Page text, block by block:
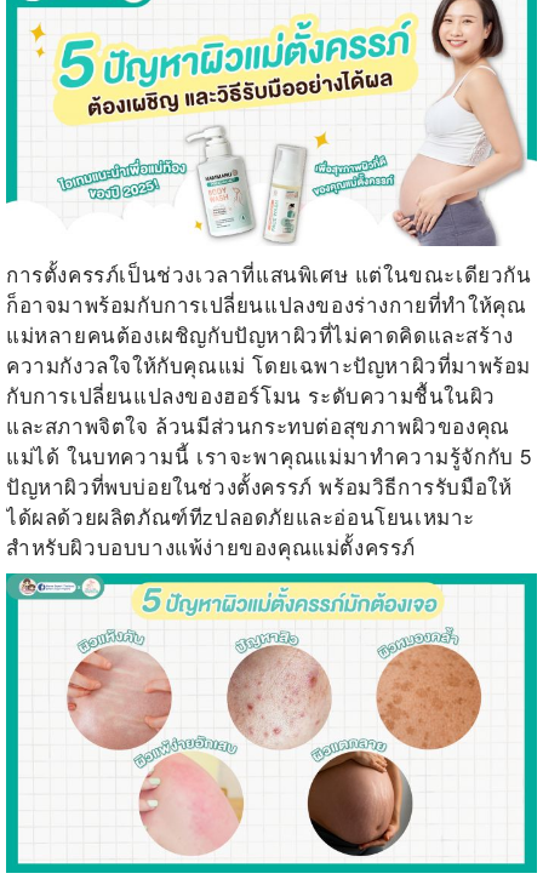
การตั้งครรภ์เป็นช่วงเวลาที่แสนพิเศษ แต่ในขณะเดียวกัน
ก็อาจมาพร้อมกับการเปลี่ยนแปลงของร่างกายที่ทำให้คุณ
แม่หลายคนต้องเผชิญกับปัญหาผิวที่ไม่คาดคิดและสร้าง
ความกังวลใจให้กับคุณแม่ โดยเฉพาะปัญหาผิวที่มาพร้อม
กับการเปลี่ยนแปลงของฮอร์โมน ระดับความชื้นในผิว
และสภาพจิตใจ ล้วนมีส่วนกระทบต่อสุขภาพผิวของคุณ
แม่ได้ ในบทความนี้ เราจะพาคุณแม่มาทำความรู้จักกับ 5
ปัญหาผิวที่พบบ่อยในช่วงตั้งครรภ์ พร้อมวิธีการรับมือให้
ได้ผลด้วยผลิตภัณฑ์ทีzปลอดภัยและอ่อนโยนเหมาะ
สำหรับผิวบอบบางแพ้ง่ายของคุณแม่ตั้งครรภ์